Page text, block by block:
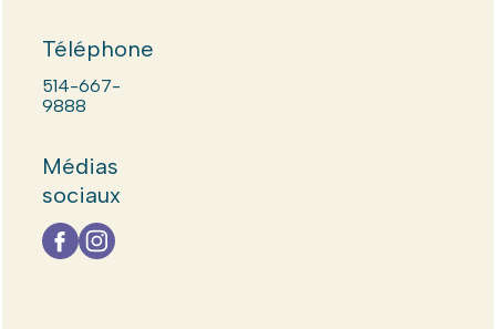
Téléphone
514-667-
9888
Médias
sociaux